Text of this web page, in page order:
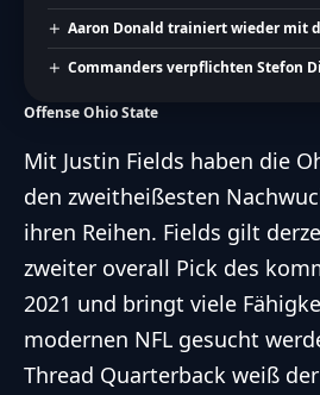
Aaron Donald trainiert wieder mit
Commanders verpflichten Stefon
Offense Ohio State
Mit Justin Fields haben die
den zweitheißesten
ihren Reihen. Fields gilt
zweiter overall Pick des
2021 und bringt viele
modernen NFL gesucht
Thread Quarterback weiß der